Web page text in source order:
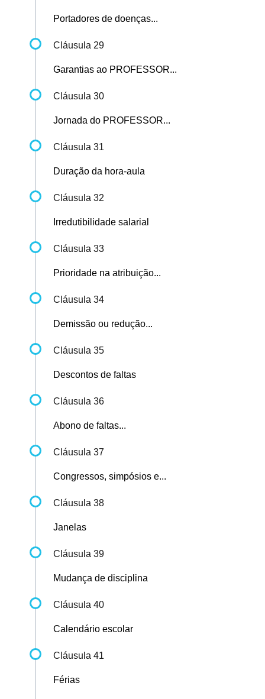
Portadores de doenças...
Cláusula 29
Garantias ao PROFESSOR...
Cláusula 30
Jornada do PROFESSOR...
Cláusula 31
Duração da hora-aula
Cláusula 32
Irredutibilidade salarial
Cláusula 33
Prioridade na atribuição...
Cláusula 34
Demissão ou redução...
Cláusula 35
Descontos de faltas
Cláusula 36
Abono de faltas...
Cláusula 37
Congressos, simpósios e...
Cláusula 38
Janelas
Cláusula 39
Mudança de disciplina
Cláusula 40
Calendário escolar
Cláusula 41
Férias